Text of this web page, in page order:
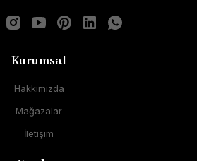
Kurumsal
Hakkımızda
Mağazalar
İletişim